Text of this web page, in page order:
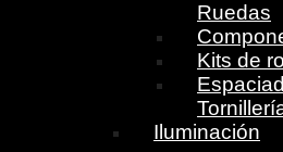
Ruedas
Kits de
Iluminación